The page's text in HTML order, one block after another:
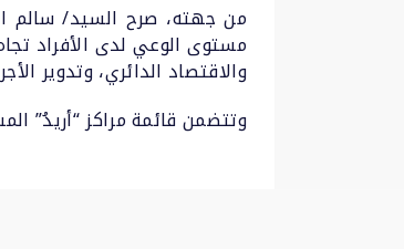
من جهته، صرح السيد/ سالم
مستوى الوعي لدى الأفراد
والاقتصاد الدائري، وتدوير
وتتضمن قائمة مراكز “أريدُ”